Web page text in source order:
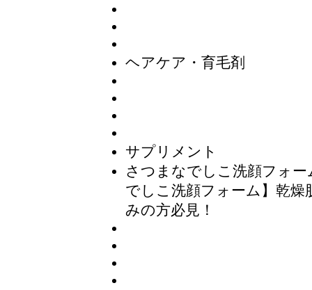
ヘアケア・育毛剤
サプリメント
さつまなでしこ洗顔フォ
でしこ洗顔フォーム】乾燥
みの方必見！